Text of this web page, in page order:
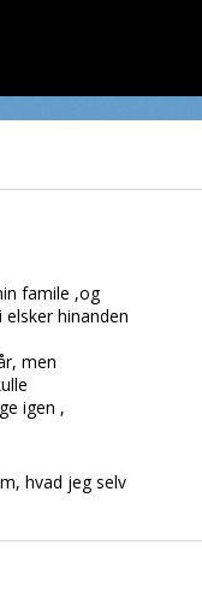
famile ,og
hinanden
men
igen ,
hvad jeg selv